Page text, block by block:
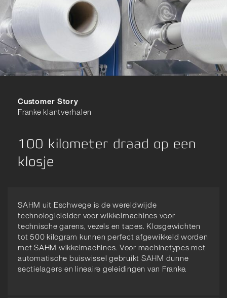
Customer Story
Franke klantverhalen
100 kilometer draad op een
klosje
SAHM uit Eschwege is de wereldwijde
technologieleider voor wikkelmachines voor
technische garens, vezels en tapes. Klosgewichten
tot 500 kilogram kunnen perfect afgewikkeld worden
met SAHM wikkelmachines. Voor machinetypes met
automatische buiswissel gebruikt SAHM dunne
sectielagers en lineaire geleidingen van Franke.